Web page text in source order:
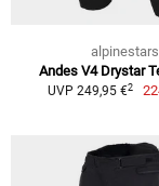
alpinestars
Andes V4 Drystar
UVP 249,95 €2